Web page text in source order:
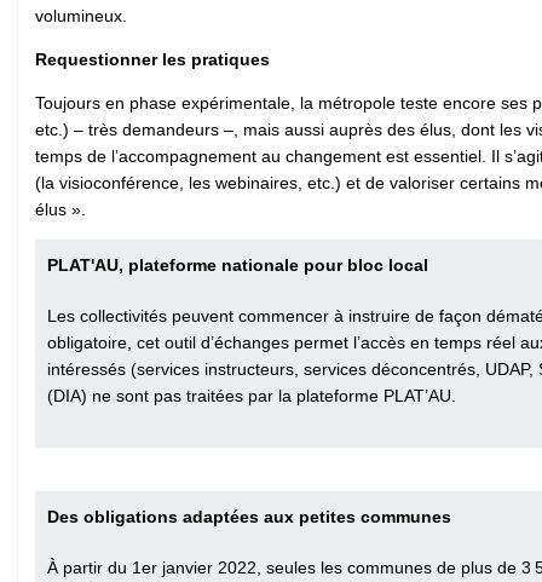
volumineux.
Requestionner les pratiques
Toujours en phase expérimentale, la métropole teste encore
etc.) – très demandeurs –, mais aussi auprès des élus, dont les
temps de l’accompagnement au changement est essentiel. Il
(la visioconférence, les webinaires, etc.) et de valoriser certains
élus ».
PLAT'AU, plateforme nationale pour bloc local
Les collectivités peuvent commencer à instruire de façon
obligatoire, cet outil d’échanges permet l’accès en temps réel
intéressés (services instructeurs, services déconcentrés,
(DIA) ne sont pas traitées par la plateforme PLAT’AU.
Des obligations adaptées aux petites communes
À partir du 1er janvier 2022, seules les communes de plus de